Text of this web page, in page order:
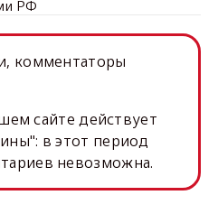
РФ
комментаторы
сайте действует
в этот период
невозможна.